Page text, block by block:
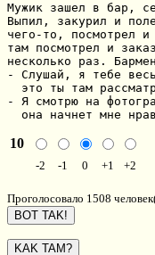
Мужик зашел в бар,
Выпил, закурил и
чего-то, посмотрел и
там посмотрел и
несколько раз.
- Слушай, я тебе
это ты там
- Я смотрю на
она начнет мне
10
-2 -1 0 +1 +2
Проголосовало 1508